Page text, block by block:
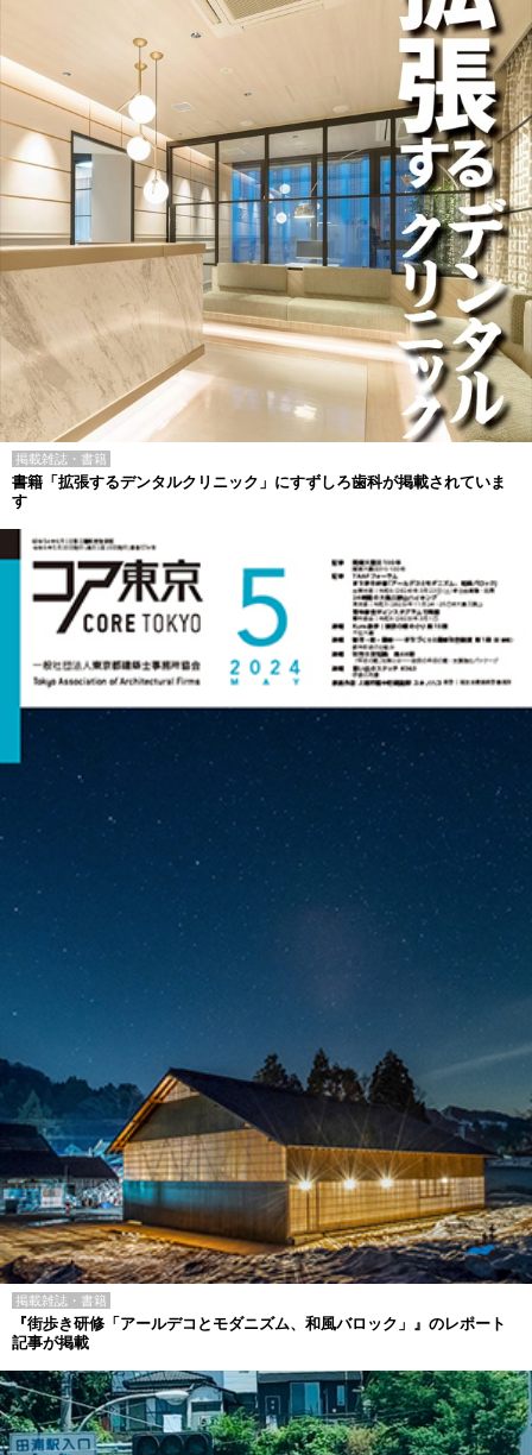
掲載雑誌・書籍
書籍「拡張するデンタルクリニック」にすずしろ歯科が掲載されていま
す
掲載雑誌・書籍
『街歩き研修「アールデコとモダニズム、和風バロック」』のレポート
記事が掲載